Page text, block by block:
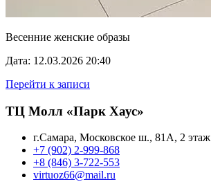
Весенние женские образы
Дата: 12.03.2026 20:40
Перейти к записи
ТЦ Молл «Парк Хаус»
г.Самара, Московское ш., 81А, 2 этаж
+7 (902) 2-999-868
+8 (846) 3-722-553
virtuoz66@mail.ru